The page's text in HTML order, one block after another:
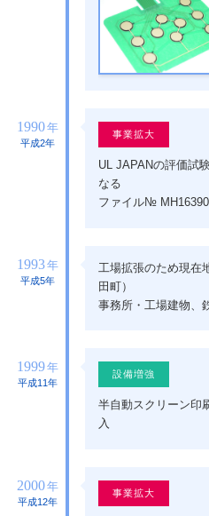
1990年
平成2年
事業拡大
UL JAPANの評価試
なる
ファイル№
1993年
平成5年
工場拡張のため現在
田町）
事務所・工場建物、
1999年
平成11年
設備増強
半自動スクリーン印
入
2000年
平成12年
事業拡大